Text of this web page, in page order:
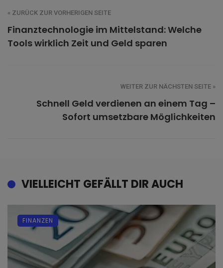
« ZURÜCK ZUR VORHERIGEN SEITE
Finanztechnologie im Mittelstand: Welche
Tools wirklich Zeit und Geld sparen
WEITER ZUR NÄCHSTEN SEITE »
Schnell Geld verdienen an einem Tag –
Sofort umsetzbare Möglichkeiten
VIELLEICHT GEFÄLLT DIR AUCH
FINANZEN